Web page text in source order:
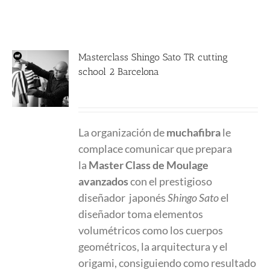
Masterclass Shingo Sato TR cutting
school 2 Barcelona
La organización demuchafibrale
complace comunicar que prepara
la Master Classde Moulage
avanzadoscon el prestigioso
diseñador japonésShingo Satoel
diseñador toma elementos
volumétricos como los cuerpos
geométricos, la arquitectura y el
origami, consiguiendo como resultado